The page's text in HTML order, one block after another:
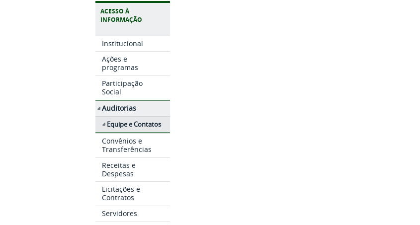
ACESSO À
INFORMAÇÃO
Institucional
Ações e
programas
Participação
Social
Auditorias
Equipe e Contatos
Convênios e
Transferências
Receitas e
Despesas
Licitações e
Contratos
Servidores